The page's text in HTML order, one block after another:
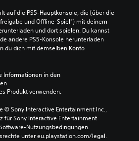
auf die PS5-Hauptkonsole, die (über die
und Offline-Spiel“) mit deinem
und dort spielen. Du kannst
andere PS5-Konsole herunterladen
du dich mit demselben Konto
Informationen in den
Produkt verwenden.
© Sony Interactive Entertainment Inc.,
für Sony Interactive Entertainment
Nutzungsbedingungen.
unter eu.playstation.com/legal.